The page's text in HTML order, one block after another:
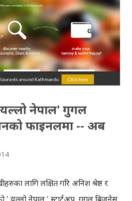
आउँदैछन् आदि विविध विषयहरुमा
तर्फबाट, दक्षिण-पूर्वी एसियाको
उपस्थिति हुनेछ । यसका साथै,
मोबाइल एप्सहरुको जानकारी दिनको
राखिएकोछ। कार्यक्रमबारे अधिक
नेपाल' गुगल
फाइनलमा -- अब
लागि लक्षित गरि अनिश श्रेष्ठ र